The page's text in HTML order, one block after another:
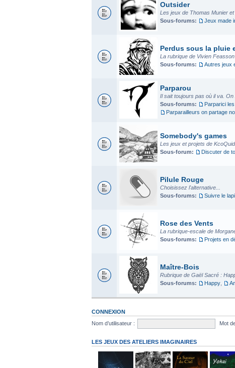
Outsider
Les jeux de Thomas Munier
Sous-forums:
Jeux made
Perdus sous la pluie
La rubrique de Vivien
Sous-forums:
Autres jeux
Parparou
Il sait toujours pas où il va.
Sous-forums:
Parparici
Parparailleurs on partage
Somebody's games
Les jeux et projets de
Sous-forum:
Discuter de
Pilule Rouge
Choisissez l'alternative...
Sous-forums:
Suivre le
Rose des Vents
La rubrique-escale de
Sous-forums:
Projets en
Maître-Bois
Rubrique de Gaël Sacré :
Sous-forums:
Happy
CONNEXION
Nom d’utilisateur :
Mot
LES JEUX DES ATELIERS IMAGINAIRES